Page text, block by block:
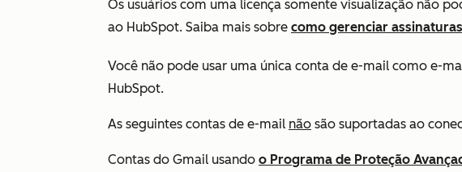
Os usuários com uma licença somente visualização não
ao HubSpot. Saiba mais sobre como gerenciar assinaturas
Você não pode usar uma única conta de e-mail como e-
HubSpot.
As seguintes contas de e-mail não são suportadas ao
Contas do Gmail usando o Programa de Proteção